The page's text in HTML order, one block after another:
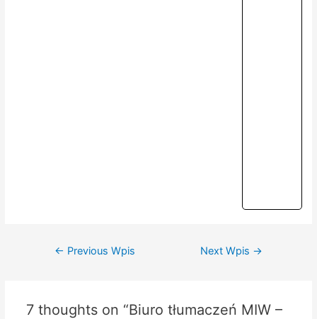
Nawigacja
← Previous Wpis Next Wpis →
7 thoughts on “Biuro tłumaczeń MIW –